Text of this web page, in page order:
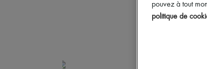
pouvez à tout
politique de